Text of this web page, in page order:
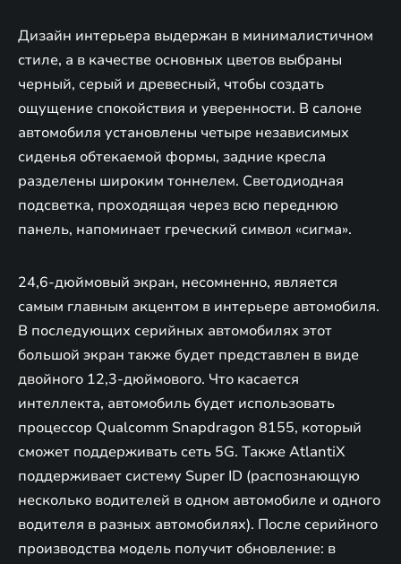
Дизайн интерьера выдержан в минималистичном
стиле, а в качестве основных цветов выбраны
черный, серый и древесный, чтобы создать
ощущение спокойствия и уверенности. В салоне
автомобиля установлены четыре независимых
сиденья обтекаемой формы, задние кресла
разделены широким тоннелем. Светодиодная
подсветка, проходящая через всю переднюю
панель, напоминает греческий символ «сигма».
24,6-дюймовый экран, несомненно, является
самым главным акцентом в интерьере автомобиля.
В последующих серийных автомобилях этот
большой экран также будет представлен в виде
двойного 12,3-дюймового. Что касается
интеллекта, автомобиль будет использовать
процессор Qualcomm Snapdragon 8155, который
сможет поддерживать сеть 5G. Также AtlantiX
поддерживает систему Super ID (распознающую
несколько водителей в одном автомобиле и одного
водителя в разных автомобилях). После серийного
производства модель получит обновление: в